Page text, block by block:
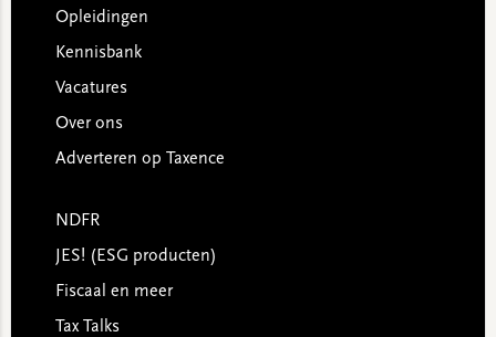
Opleidingen
Kennisbank
Vacatures
Over ons
Adverteren op Taxence
NDFR
JES! (ESG producten)
Fiscaal en meer
Tax Talks